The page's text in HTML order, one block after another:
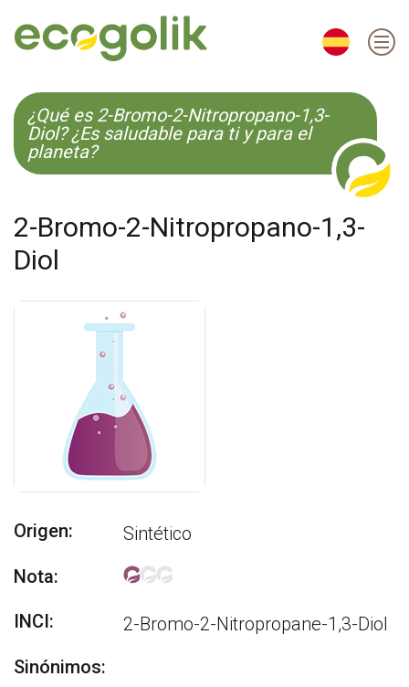
EN ES CS KO
¿Qué es 2-Bromo-2-Nitropropano-1,3-
Diol? ¿Es saludable para ti y para el
planeta?
2-Bromo-2-Nitropropano-1,3-
Diol
Origen:
Sintético
Nota:
INCI:
2-Bromo-2-Nitropropane-1,3-Diol
Sinónimos: